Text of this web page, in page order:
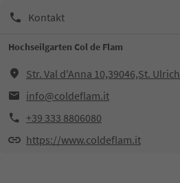
Kontakt
Hochseilgarten Col de Flam
Str. Val d'Anna 10,39046,St. Ulrich
info@coldeflam.it
+39 333 8806080
https://www.coldeflam.it